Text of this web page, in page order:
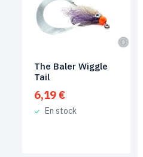
The Baler Wiggle
Tail
6,19 €
En stock